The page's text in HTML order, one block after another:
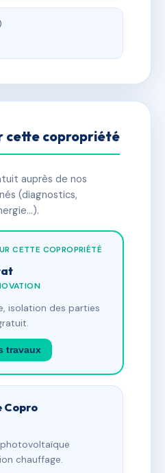
cette copropriété
auprès de nos
(diagnostics,
CETTE COPROPRIÉTÉ
isolation des parties
travaux
Copro
chauffage.